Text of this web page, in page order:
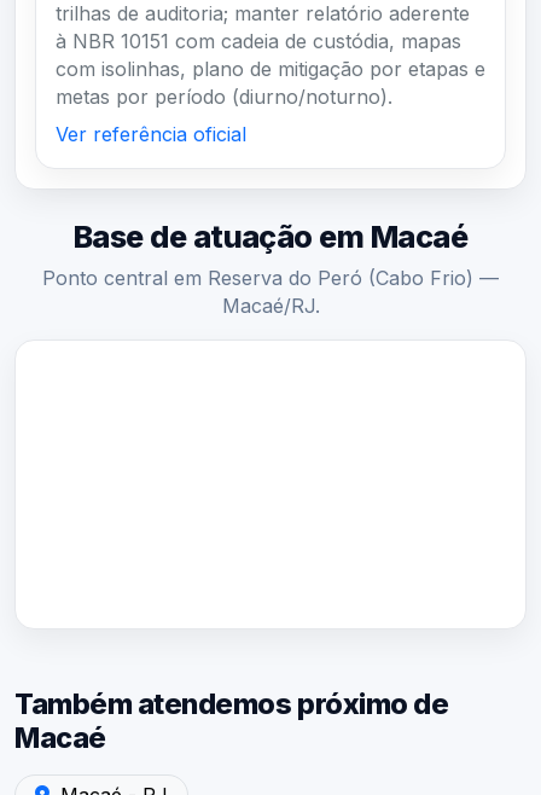
trilhas de auditoria; manter relatório aderente
à NBR 10151 com cadeia de custódia, mapas
com isolinhas, plano de mitigação por etapas e
metas por período (diurno/noturno).
Ver referência oficial
Base de atuação em Macaé
Ponto central em Reserva do Peró (Cabo Frio) —
Macaé/RJ.
Também atendemos próximo de
Macaé
Atendimento em Macaé - RJ — Laudo de Ruído